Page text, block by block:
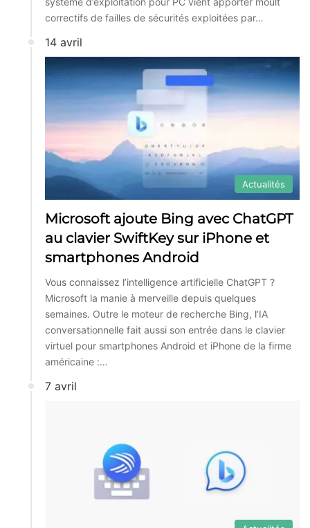
correctifs de failles de sécurités exploitées par…
14 avril
Actualités
Microsoft ajoute Bing avec ChatGPT
au clavier SwiftKey sur iPhone et
smartphones Android
Vous connaissez l’intelligence artificielle ChatGPT ?
Microsoft la manie à merveille depuis quelques
semaines. Outre le moteur de recherche Bing, l’IA
conversationnelle fait aussi son entrée dans le clavier
virtuel pour smartphones Android et iPhone de la firme
américaine :…
7 avril